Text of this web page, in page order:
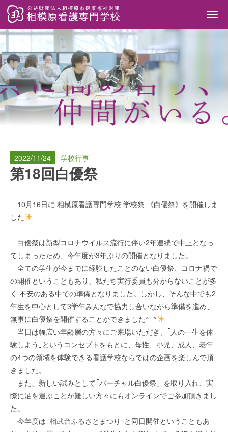
2022/11/24 学校行事
第18回白優祭
10月16日に 相模原看護専門学校 学校祭 《白優祭》を開催しま
した
白優祭は新型コロナウイルス流行に伴い2年連続で中止となっ
てしまったため、今年度が3年ぶりの開催となりました。
全ての学生が今までに経験したことのない白優祭、コロナ禍で
の開催ということもあり、私たち実行委員も分からないことが多
く 不安のある中での準備となりました。しかし、そんな中でも2
年生を中心として3学年みんなで協力し合いながら準備を進め、
無事に白優祭を開催することができました^_^
当日は幅広い年齢層の方々にご来場いただき、｢人の一生を体
験しよう｣というコンセプトをもとに、母性、小児、成人、老年
の4つの領域を体験できる看護学校ならではの企画を楽しんで頂
きました。
また、新しい試みとして｢バーチャル白優祭」を取り入れ、実
際に足を運ぶことが難しい方々にもオンラインでご参加頂きまし
た。
今年度は｢相武台ふるさとまつり｣と同日開催ということもあ